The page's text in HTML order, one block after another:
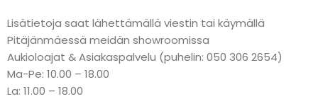
Lisätietoja saat lähettämällä viestin tai käymällä
Pitäjänmäessä meidän showroomissa
Aukioloajat & Asiakaspalvelu (puhelin: 050 306 2654)
Ma-Pe: 10.00 – 18.00
La: 11.00 – 18.00